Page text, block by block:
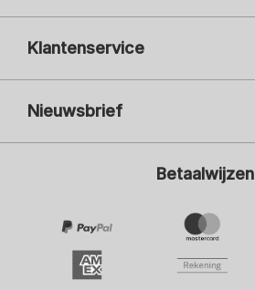
Klantenservice
Nieuwsbrief
Ik ben geïnteresseerd in:
Herenmode
ADIDAS
Betaalwijzen